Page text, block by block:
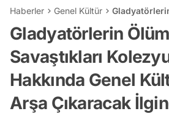
Haberler Genel Kültür
Gladyatörlerin
Savaştıkları
Hakkında Genel
Arşa Çıkaracak